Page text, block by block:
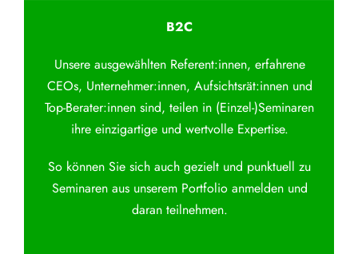
B2C
Unsere ausgewählten Referent:innen, erfahrene
CEOs, Unternehmer:innen, Aufsichtsrät:innen und
Top-Berater:innen sind, teilen in (Einzel-)Seminaren
ihre einzigartige und wertvolle Expertise.
So können Sie sich auch gezielt und punktuell zu
Seminaren aus unserem Portfolio anmelden und
daran teilnehmen.